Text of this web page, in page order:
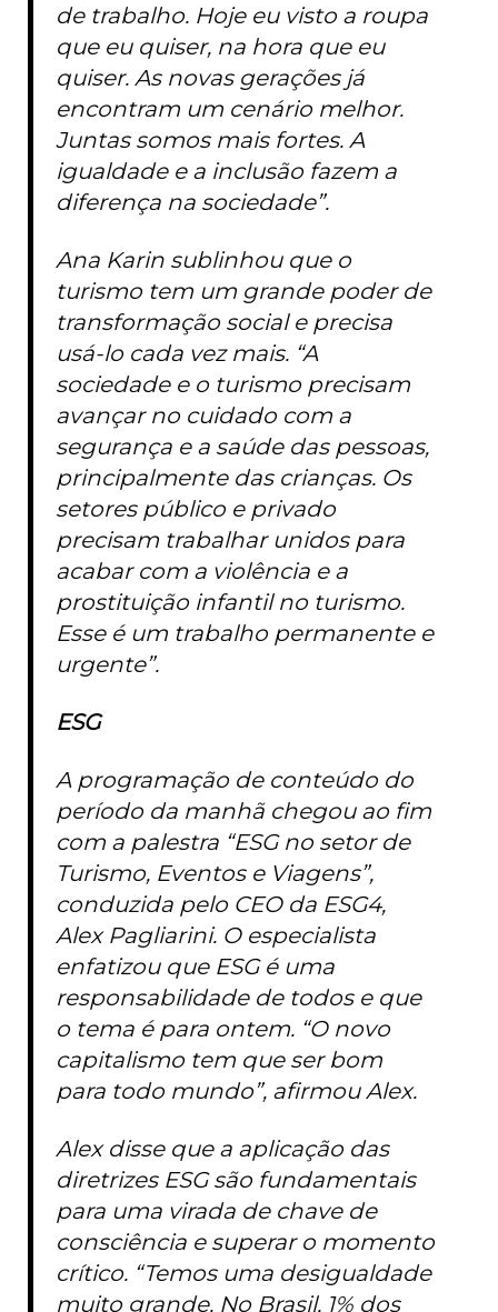
de trabalho. Hoje eu visto a roupa
que eu quiser, na hora que eu
quiser. As novas gerações já
encontram um cenário melhor.
Juntas somos mais fortes. A
igualdade e a inclusão fazem a
diferença na sociedade”.
Ana Karin sublinhou que o
turismo tem um grande poder de
transformação social e precisa
usá-lo cada vez mais. “A
sociedade e o turismo precisam
avançar no cuidado com a
segurança e a saúde das pessoas,
principalmente das crianças. Os
setores público e privado
precisam trabalhar unidos para
acabar com a violência e a
prostituição infantil no turismo.
Esse é um trabalho permanente e
urgente”.
ESG
A programação de conteúdo do
período da manhã chegou ao fim
com a palestra “ESG no setor de
Turismo, Eventos e Viagens”,
conduzida pelo CEO da ESG4,
Alex Pagliarini. O especialista
enfatizou que ESG é uma
responsabilidade de todos e que
o tema é para ontem. “O novo
capitalismo tem que ser bom
para todo mundo”, afirmou Alex.
Alex disse que a aplicação das
diretrizes ESG são fundamentais
para uma virada de chave de
consciência e superar o momento
crítico. “Temos uma desigualdade
muito grande. No Brasil, 1% dos